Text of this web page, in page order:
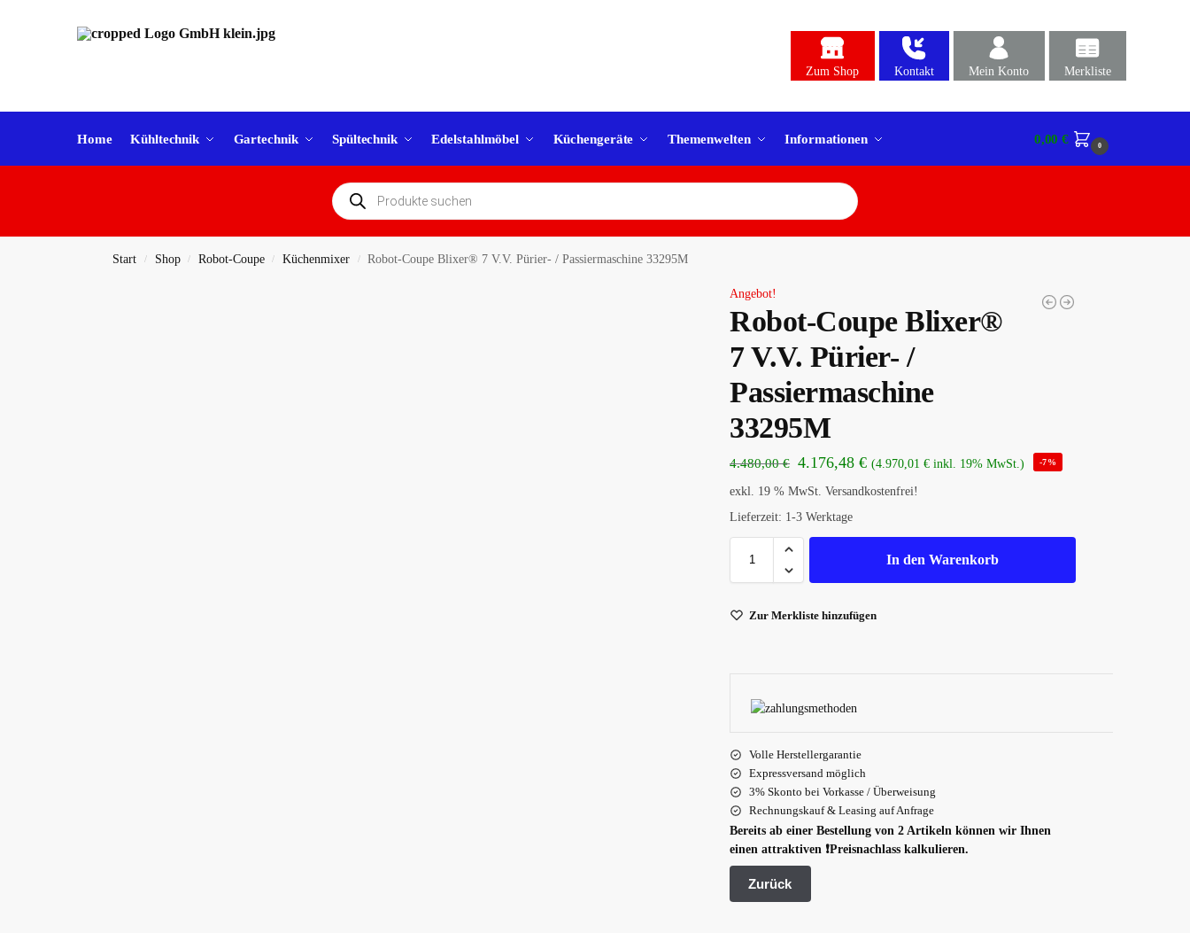
Zum Shop Kontakt Mein Konto Merkliste
Home Kühltechnik Gartechnik Spültechnik Edelstahlmöbel Küchengeräte Themenwelten Informationen 0,00€ 0
Start / Shop / Robot-Coupe / Küchenmixer / Robot-Coupe Blixer® 7 V.V. Pürier- / Passiermaschine 33295M
Angebot!
Robot-Coupe Blixer®
7 V.V. Pürier- /
Passiermaschine
33295M
4.480,00€ 4.176,48€ (4.970,01€ inkl. 19% MwSt.) -7%
exkl. 19 % MwSt. Versandkostenfrei!
Lieferzeit: 1-3 Werktage
In den Warenkorb
Zur Merkliste hinzufügen
Volle Herstellergarantie
Expressversand möglich
3% Skonto bei Vorkasse / Überweisung
Rechnungskauf & Leasing auf Anfrage
Bereits ab einer Bestellung von 2 Artikeln können wir Ihnen
einen attraktiven ❗️Preisnachlass kalkulieren.